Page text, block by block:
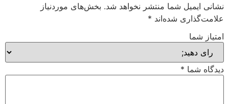
نشانی ایمیل شما منتشر نخواهد شد. بخش‌های موردنیاز
علامت‌گذاری شده‌اند *
امتیاز شما
دیدگاه شما *